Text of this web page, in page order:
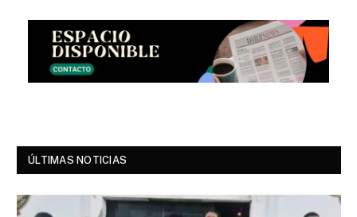
ÚLTIMAS NOTICIAS